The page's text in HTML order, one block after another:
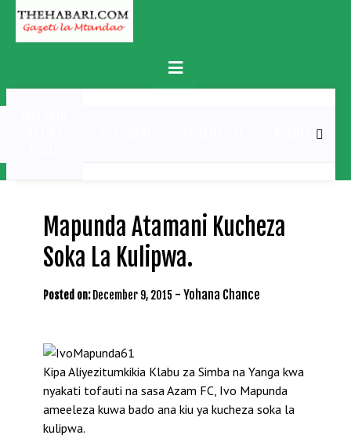
Skip
content
Primary
Menu
MICHEZO
Mapunda Atamani Kucheza
Soka La Kulipwa.
Posted on: December 9, 2015 - Yohana Chance
Kipa Aliyezitumkikia Klabu za Simba na Yanga kwa
nyakati tofauti na sasa Azam FC, Ivo Mapunda
ameeleza kuwa bado ana kiu ya kucheza soka la
kulipwa.